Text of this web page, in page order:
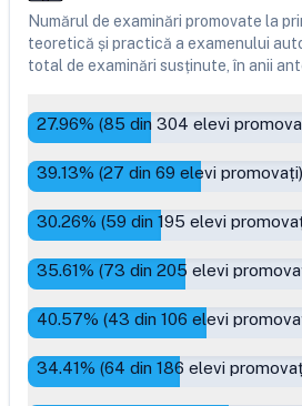
Numărul de examinări promovate la
teoretică și practică a examenului
total de examinări susținute, în anii
27.96% (85 din 304 elevi
39.13% (27 din 69 elevi promovați)
30.26% (59 din 195 elevi
35.61% (73 din 205 elevi
40.57% (43 din 106 elevi
34.41% (64 din 186 elevi